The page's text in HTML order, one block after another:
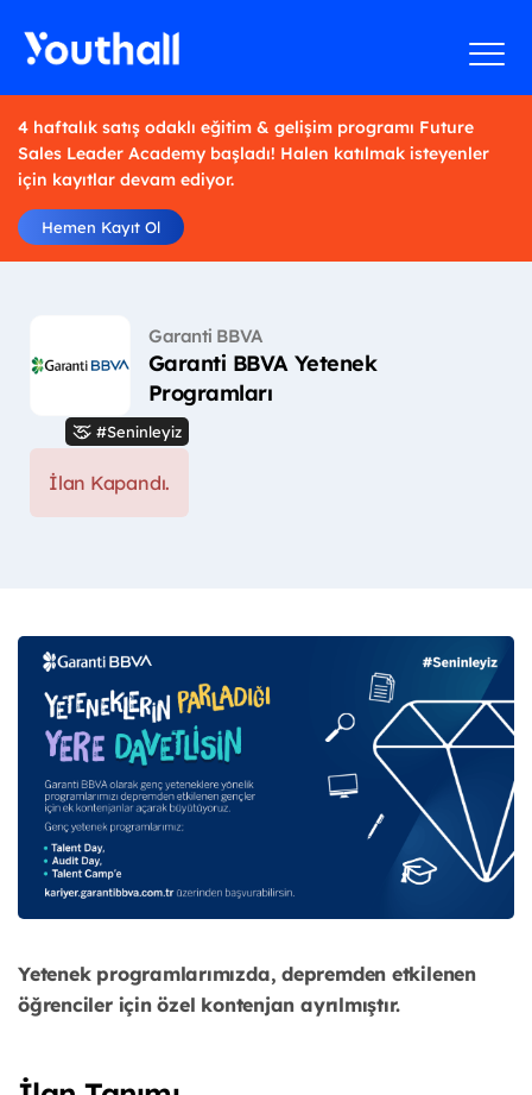
4 haftalık satış odaklı eğitim & gelişim programı Future
Sales Leader Academy başladı! Halen katılmak isteyenler
için kayıtlar devam ediyor.
Hemen Kayıt Ol
Garanti BBVA
Garanti BBVA Yetenek
Programları
#Seninleyiz
İlan Kapandı.
Yetenek programlarımızda, depremden etkilenen
öğrenciler için özel kontenjan ayrılmıştır.